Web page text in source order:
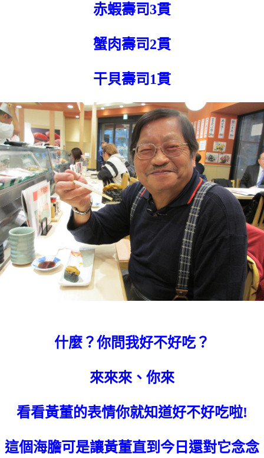
赤蝦壽司3貫
蟹肉壽司2貫
干貝壽司1貫
什麼？你問我好不好吃？
來來來、你來
看看黃董的表情你就知道好不好吃啦!
這個海膽可是讓黃董直到今日還對它念念